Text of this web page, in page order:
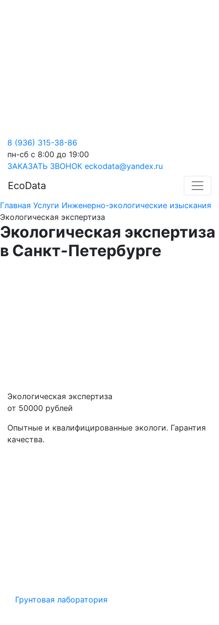
8 (936) 315-38-86
пн-сб с 8:00 до 19:00
ЗАКАЗАТЬ ЗВОНОК eckodata@yandex.ru
EcoData
Главная Услуги Инженерно-экологические изыскания
Экологическая экспертиза
Экологическая экспертиза
в Санкт-Петербурге
Экологическая экспертиза
от 50000 рублей
Опытные и квалифицированные экологи. Гарантия
качества.
Грунтовая лаборатория